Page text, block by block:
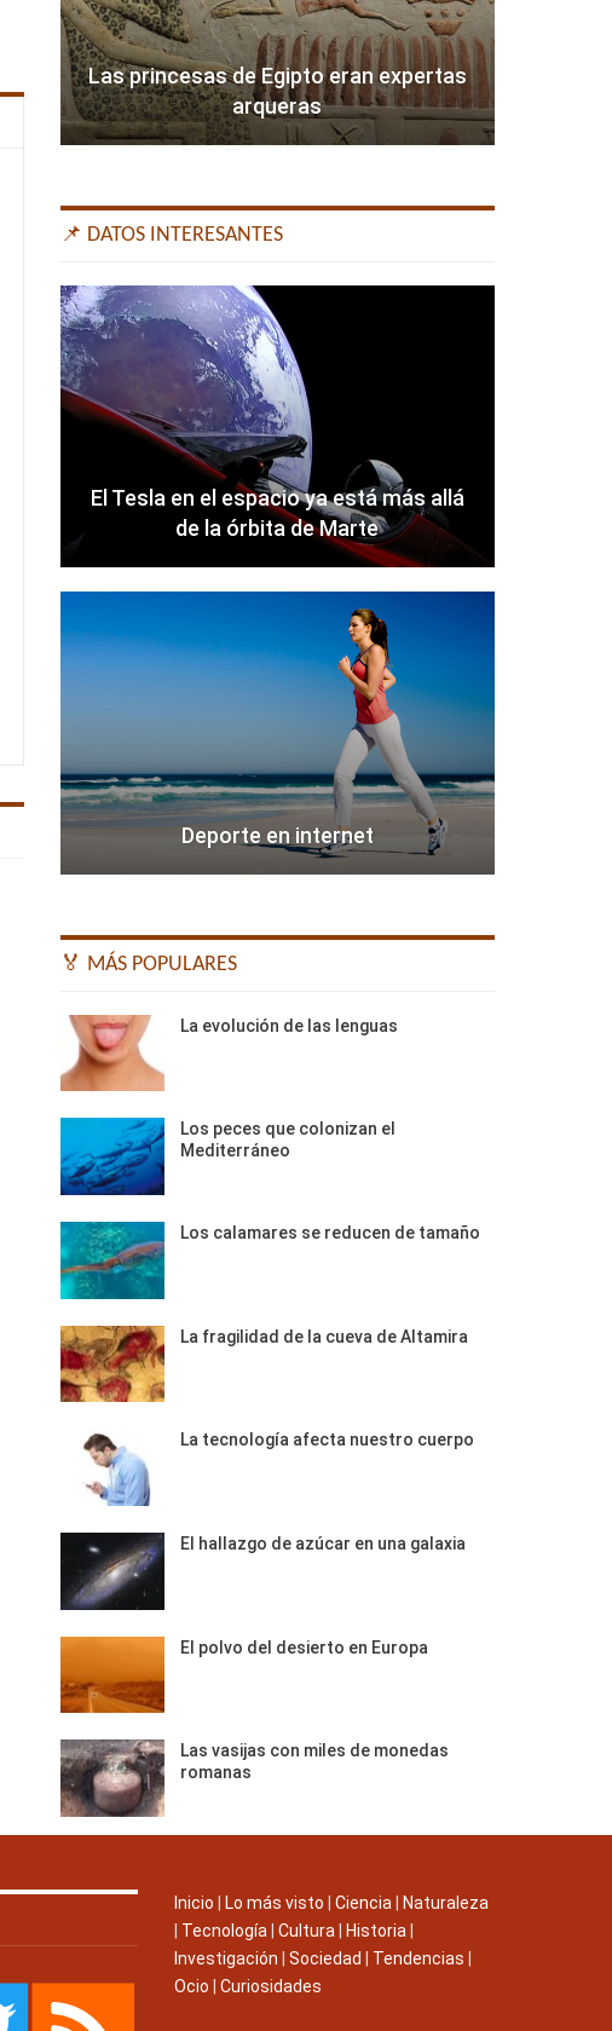
Las princesas de Egipto eran expertas
arqueras
📌 DATOS INTERESANTES
El Tesla en el espacio ya está más allá
de la órbita de Marte
Deporte en internet
🏅 MÁS POPULARES
La evolución de las lenguas
Los peces que colonizan el
Mediterráneo
Los calamares se reducen de tamaño
La fragilidad de la cueva de Altamira
La tecnología afecta nuestro cuerpo
El hallazgo de azúcar en una galaxia
El polvo del desierto en Europa
Las vasijas con miles de monedas
romanas
Inicio Lo más visto Ciencia
Naturaleza
Tecnología Cultura Historia
Investigación
Sociedad Tendencias
Ocio
Curiosidades